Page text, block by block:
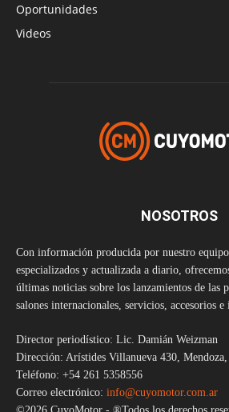
Oportunidades
Videos
NOSOTROS
Con información producida por nuestro
especializados y actualizada a diario,
últimas noticias sobre los lanzamientos de las
salones internacionales, servicios, accesorios
Director periodístico: Lic. Damián Weizman
Dirección: Arístides Villanueva 430,
Teléfono: +54 261 5358556
Correo electrónico: info@cuyomotor.com.ar